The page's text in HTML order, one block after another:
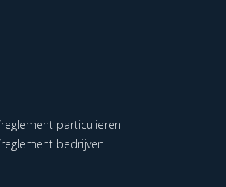
particulieren
bedrijven